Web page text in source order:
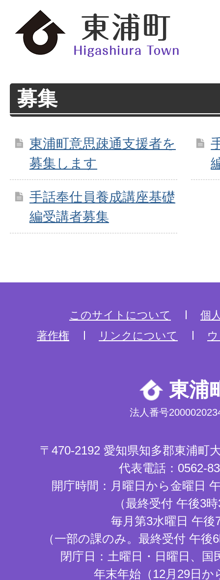
募集
東浦町意思疎通支援者を
募集します
手話奉仕員養成講座基礎
編受講者募集
このサイトについて
個
著作権
リンクについて
東浦
法人番号
〒470-2192 愛知県知多郡東浦町
代表電話：0562-
開庁時間：月曜日から金曜日
（最終受付 午後3
毎月第3水曜日 午後
（一部の課のみ。最終受付 午
閉庁日：土曜日・日曜日、国
年末年始（12月29日か